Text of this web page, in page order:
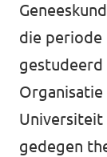
Doe
die periode
gestudeerd
Organisatie
Universiteit
gedegen